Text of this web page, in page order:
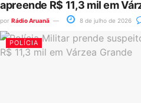
apreende R$ 11,3 mil em
por Rádio Aruanã 8 de julho de 2026
POLÍCIA